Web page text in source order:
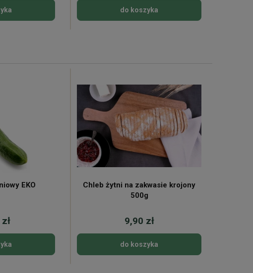
do koszyka
EKO
Chleb żytni na zakwasie krojony
500g
9,90 zł
do koszyka